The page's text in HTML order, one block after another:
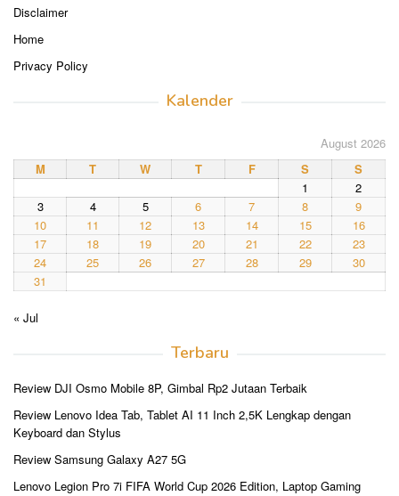
Disclaimer
Home
Privacy Policy
Kalender
August 2026
M
T W T F S
S
1
2
3
4 5 6 7 8
9
10
11 12 13 14 15
16
17
18 19 20 21 22
23
24
25 26 27 28 29
30
31
« Jul
Terbaru
Review DJI Osmo Mobile 8P, Gimbal Rp2 Jutaan Terbaik
Review Lenovo Idea Tab, Tablet AI 11 Inch 2,5K Lengkap dengan
Keyboard dan Stylus
Review Samsung Galaxy A27 5G
Lenovo Legion Pro 7i FIFA World Cup 2026 Edition, Laptop Gaming